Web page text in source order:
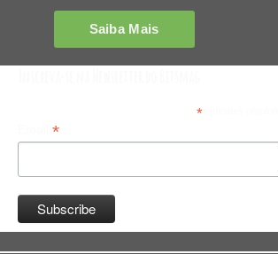
*indicates required
*